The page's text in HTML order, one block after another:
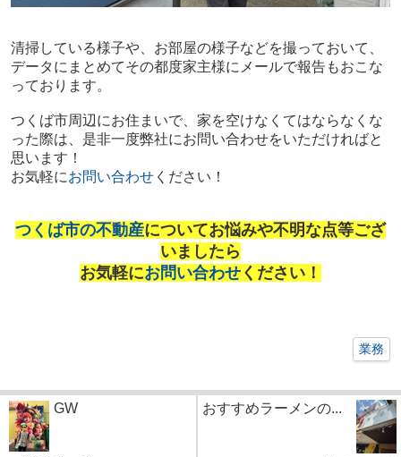
清掃している様子や、お部屋の様子などを撮っておいて、
データにまとめてその都度家主様にメールで報告もおこな
っております。
つくば市周辺にお住まいで、家を空けなくてはならなくな
った際は、是非一度弊社にお問い合わせをいただければと
思います！
お気軽にお問い合わせください！
つくば市の不動産についてお悩みや不明な点等ござ
いましたら
お気軽にお問い合わせ ください！
業務
GW おすすめラーメンの...